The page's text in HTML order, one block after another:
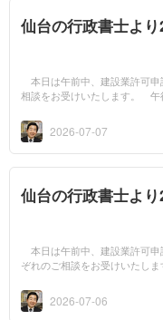
仙台の行政書士よ
本日は午前中、建設業許可
相談をお受けいたします。 午
す。 時に冗談...
2026-07-07
仙台の行政書士よ
本日は午前中、建設業許可
ぞれのご相談をお受けいたし
介です。 ＜...
2026-07-06